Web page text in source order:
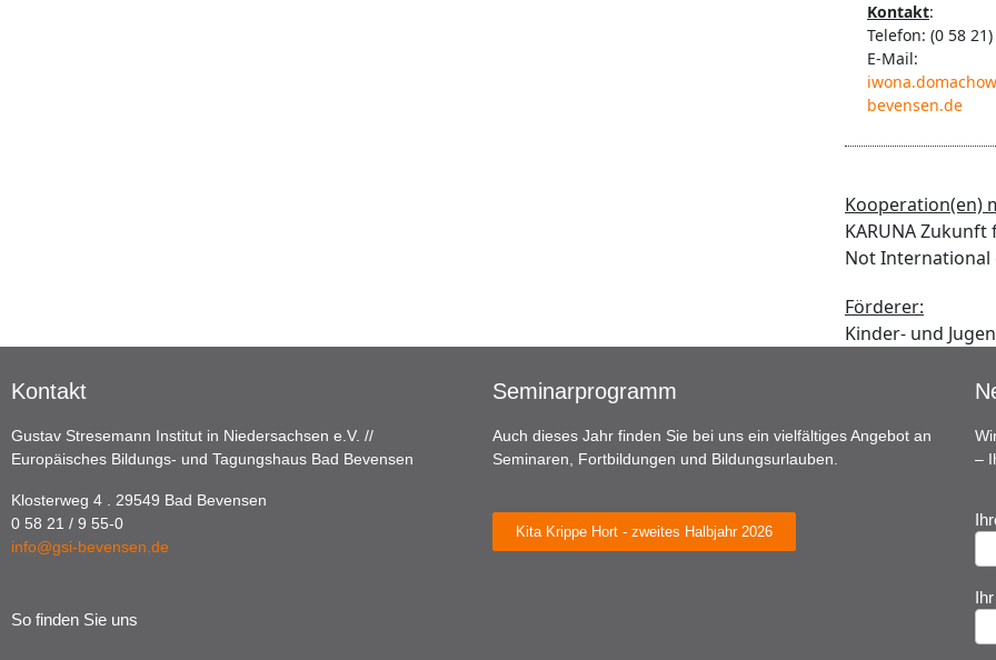
Kontakt:
Telefon: (0 58
E-Mail:
bevensen.de
Kooperation(en)
KARUNA
Not International
Förderer:
Kinder- und
Kontakt
Gustav Stresemann Institut in Niedersachsen e.V. //
Europäisches Bildungs- und Tagungshaus Bad Bevensen
Klosterweg 4 . 29549 Bad Bevensen
0 58 21 / 9 55-0
info@gsi-bevensen.de
So finden Sie uns
Seminarprogramm
Auch dieses Jahr finden Sie bei uns ein vielfältiges Angebot an
Seminaren, Fortbildungen und Bildungsurlauben.
Kita Krippe Hort - zweites Halbjahr 2026
–